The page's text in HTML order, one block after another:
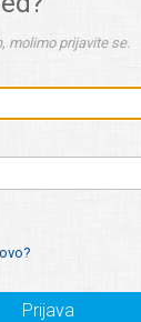
molimo prijavite se.
Prijava